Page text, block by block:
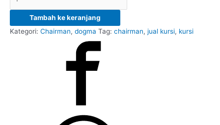
Tambah ke keranjang
Kategori: Chairman, dogma Tag: chairman, jual kursi, kursi